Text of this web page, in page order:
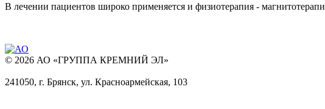
В лечении пациентов широко применяется и физиотерапия -
© 2026 АО «ГРУППА КРЕМНИЙ ЭЛ»
241050, г. Брянск, ул. Красноармейская, 103